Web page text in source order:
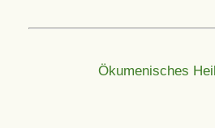
Ökumenisches